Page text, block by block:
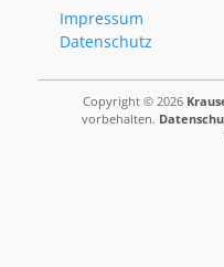
Impressum
Datenschutz
Copyright © 2026
vorbehalten.